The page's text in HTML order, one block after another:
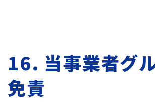
16. 当事業者グ
免責